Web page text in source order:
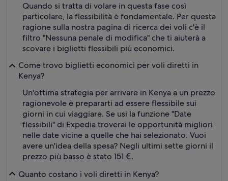
Quando si tratta di volare in questa fase così
particolare, la flessibilità è fondamentale. Per questa
ragione sulla nostra pagina di ricerca dei voli c'è il
filtro "Nessuna penale di modifica" che ti aiuterà a
scovare i biglietti flessibili più economici.
Come trovo biglietti economici per voli diretti in
Kenya?
Un'ottima strategia per arrivare in Kenya a un prezzo
ragionevole è prepararti ad essere flessibile sui
giorni in cui viaggiare. Se usi la funzione "Date
flessibili" di Expedia troverai le opportunità migliori
nelle date vicine a quelle che hai selezionato. Vuoi
avere un'idea della spesa? Negli ultimi sette giorni il
prezzo più basso è stato 151 €.
Quanto costano i voli diretti in Kenya?